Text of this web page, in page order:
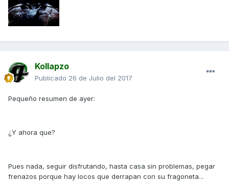
Kollapzo
Publicado 26 de Julio del 2017
Pequeño resumen de ayer:
¿Y ahora que?
Pues nada, seguir disfrutando, hasta casa sin problemas, pegar
frenazos porque hay locos que derrapan con su fragoneta...